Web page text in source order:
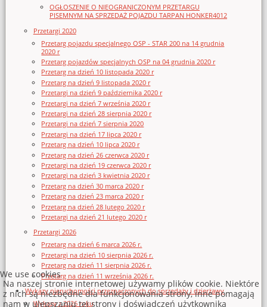
OGŁOSZENIE O NIEOGRANICZONYM PRZETARGU
PISEMNYM NA SPRZEDAŻ POJAZDU TARPAN HONKER4012
Przetargi 2020
Przetarg pojazdu specjalnego OSP - STAR 200 na 14 grudnia
2020 r
Przetarg pojazdów specjalnych OSP na 04 grudnia 2020 r
Przetarg na dzień 10 listopada 2020 r
Przetarg na dzień 9 listopada 2020 r
Przetargi na dzień 9 października 2020 r
Przetargi na dzień 7 września 2020 r
Przetargi na dzień 28 sierpnia 2020 r
Przetargi na dzień 7 sierpnia 2020
Przetargi na dzień 17 lipca 2020 r
Przetarg na dzień 10 lipca 2020 r
Przetarg na dzień 26 czerwca 2020 r
Przetargi na dzień 19 czerwca 2020 r
Przetargi na dzień 3 kwietnia 2020 r
Przetarg na dzień 30 marca 2020 r
Przetarg na dzień 23 marca 2020 r
Przetarg na dzień 28 lutego 2020 r
Przetargi na dzień 21 lutego 2020 r
Przetargi 2026
Przetarg na dzień 6 marca 2026 r.
Przetargi na dzień 10 sierpnia 2026 r.
Przetarg na dzień 11 sierpnia 2026 r.
Przetarg na dzień 11 września 2026 r.
Wykazy nieruchomości przeznaczonych do sprzedaży i dzierżawy
Wykazy z 2026 roku
We use cookies
Na naszej stronie internetowej używamy plików cookie. Niektóre
z nich są niezbędne dla funkcjonowania strony, inne pomagają
nam w ulepszaniu tej strony i doświadczeń użytkownika